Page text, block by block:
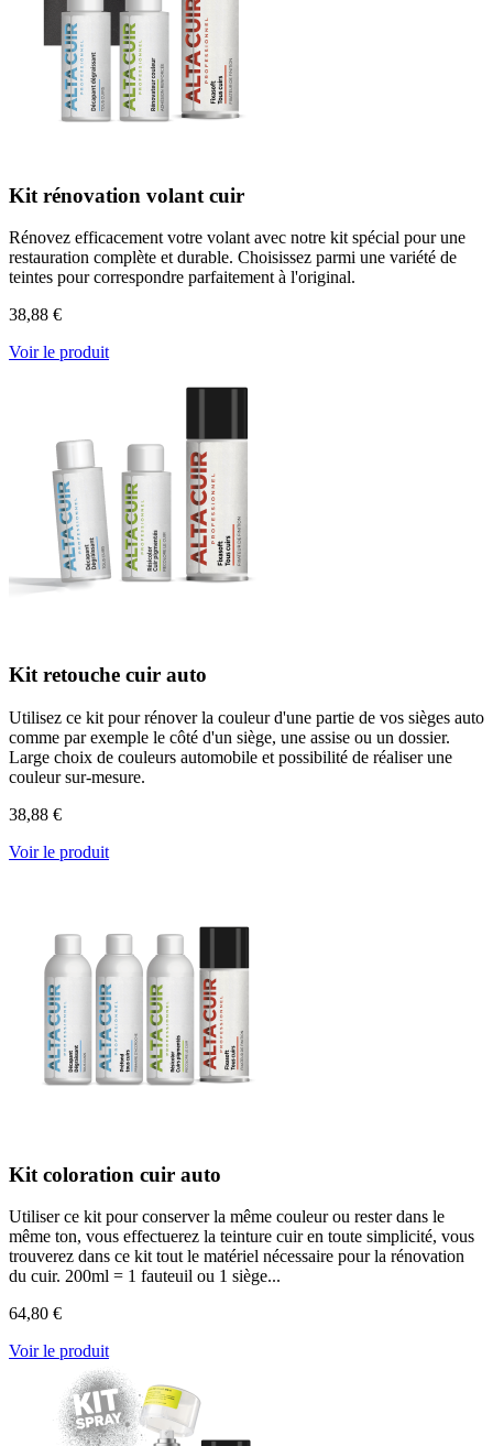
Kit rénovation volant cuir
Rénovez efficacement votre volant avec notre kit spécial pour une
restauration complète et durable. Choisissez parmi une variété de
teintes pour correspondre parfaitement à l'original.
38,88 €
Voir le produit
Kit retouche cuir auto
Utilisez ce kit pour rénover la couleur d'une partie de vos sièges auto
comme par exemple le côté d'un siège, une assise ou un dossier.
Large choix de couleurs automobile et possibilité de réaliser une
couleur sur-mesure.
38,88 €
Voir le produit
Kit coloration cuir auto
Utiliser ce kit pour conserver la même couleur ou rester dans le
même ton, vous effectuerez la teinture cuir en toute simplicité, vous
trouverez dans ce kit tout le matériel nécessaire pour la rénovation
du cuir. 200ml = 1 fauteuil ou 1 siège...
64,80 €
Voir le produit